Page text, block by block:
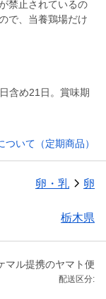
禁止されているの
で、当養鶏場だけ
含め21日。賞味期
ついて（定期商品）
卵・乳 卵
栃木県
マル提携のヤマト便
配送区分: